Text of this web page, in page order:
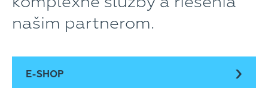
našim partnerom.
E-SHOP